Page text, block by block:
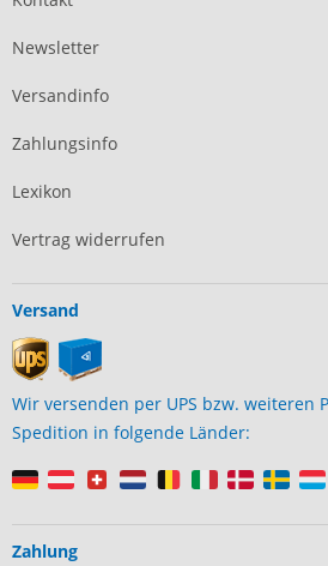
Newsletter
Versandinfo
Zahlungsinfo
Lexikon
Vertrag widerrufen
Versand
Wir versenden per UPS bzw. weiteren
Spedition in folgende Länder:
Zahlung